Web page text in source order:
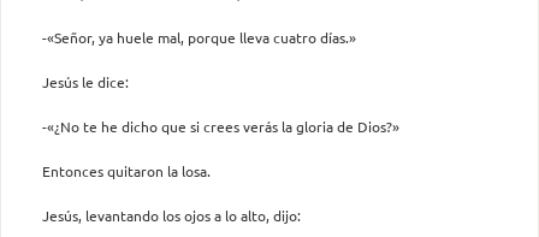
-«Señor, ya huele mal, porque lleva cuatro días.»
Jesús le dice:
-«¿No te he dicho que si crees verás la gloria de Dios?»
Entonces quitaron la losa.
Jesús, levantando los ojos a lo alto, dijo: